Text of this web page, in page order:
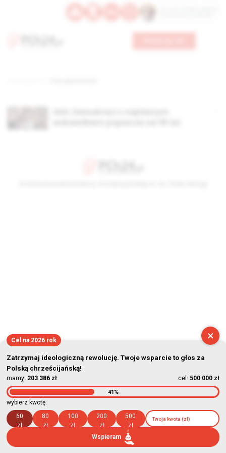
×
Cel na 2026 rok
Zatrzymaj ideologiczną rewolucję. Twoje wsparcie to głos za
Polską chrześcijańską!
mamy: 203 386 zł cel: 500 000 zł
41%
wybierz kwotę:
60
zł
80
zł
100
zł
200
zł
500
zł
Wspieram